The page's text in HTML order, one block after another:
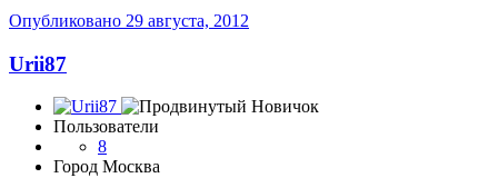
Опубликовано 29 августа, 2012
Urii87
Пользователи
8
Город Москва